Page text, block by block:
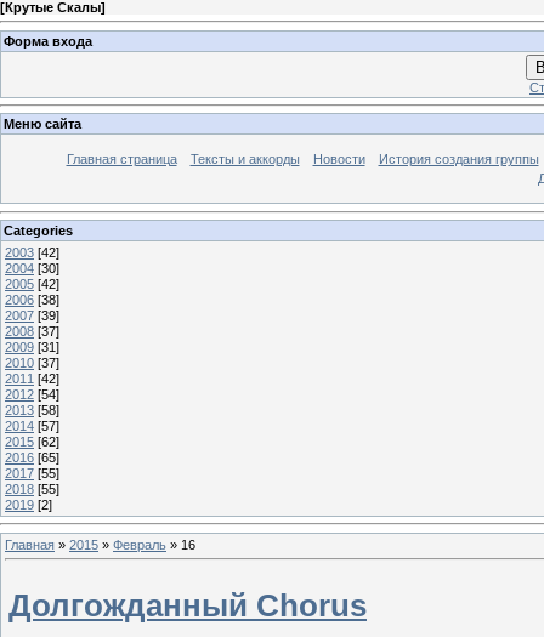
[Крутые Скалы]
Форма входа
Меню сайта
Главная страница Тексты и аккорды Новости
История создания группы
Categories
2003 [42]
2004 [30]
2005 [42]
2006 [38]
2007 [39]
2008 [37]
2009 [31]
2010 [37]
2011 [42]
2012 [54]
2013 [58]
2014 [57]
2015 [62]
2016 [65]
2017 [55]
2018 [55]
2019 [2]
Главная » 2015 » Февраль » 16
Долгожданный Chorus